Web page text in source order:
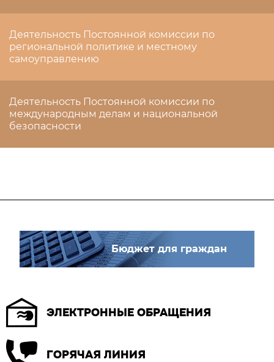
Деятельность Постоянной комиссии по
региональной политике и местному
самоуправлению
Деятельность Постоянной комиссии по
международным делам и национальной
безопасности
Бюджет для граждан
ЭЛЕКТРОННЫЕ ОБРАЩЕНИЯ
ГОРЯЧАЯ ЛИНИЯ